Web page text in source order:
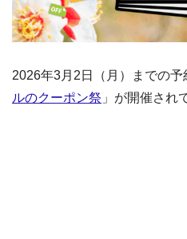
2026年3月2日（月）までの予
ルのクーポン祭 」が開催され